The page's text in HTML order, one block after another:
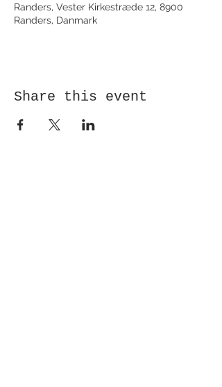
Randers, Vester Kirkestræde 12, 8900
Randers, Danmark
Share this event